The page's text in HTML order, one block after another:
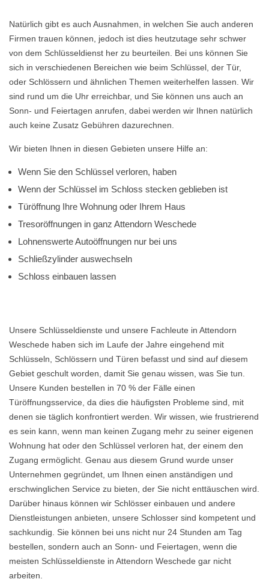
Natürlich gibt es auch Ausnahmen, in welchen Sie auch anderen
Firmen trauen können, jedoch ist dies heutzutage sehr schwer
von dem Schlüsseldienst her zu beurteilen. Bei uns können Sie
sich in verschiedenen Bereichen wie beim Schlüssel, der Tür,
oder Schlössern und ähnlichen Themen weiterhelfen lassen. Wir
sind rund um die Uhr erreichbar, und Sie können uns auch an
Sonn- und Feiertagen anrufen, dabei werden wir Ihnen natürlich
auch keine Zusatz Gebühren dazurechnen.
Wir bieten Ihnen in diesen Gebieten unsere Hilfe an:
Wenn Sie den Schlüssel verloren, haben
Wenn der Schlüssel im Schloss stecken geblieben ist
Türöffnung Ihre Wohnung oder Ihrem Haus
Tresoröffnungen in ganz Attendorn Weschede
Lohnenswerte Autoöffnungen nur bei uns
Schließzylinder auswechseln
Schloss einbauen lassen
Unsere Schlüsseldienste und unsere Fachleute in Attendorn
Weschede haben sich im Laufe der Jahre eingehend mit
Schlüsseln, Schlössern und Türen befasst und sind auf diesem
Gebiet geschult worden, damit Sie genau wissen, was Sie tun.
Unsere Kunden bestellen in 70 % der Fälle einen
Türöffnungsservice, da dies die häufigsten Probleme sind, mit
denen sie täglich konfrontiert werden. Wir wissen, wie frustrierend
es sein kann, wenn man keinen Zugang mehr zu seiner eigenen
Wohnung hat oder den Schlüssel verloren hat, der einem den
Zugang ermöglicht. Genau aus diesem Grund wurde unser
Unternehmen gegründet, um Ihnen einen anständigen und
erschwinglichen Service zu bieten, der Sie nicht enttäuschen wird.
Darüber hinaus können wir Schlösser einbauen und andere
Dienstleistungen anbieten, unsere Schlosser sind kompetent und
sachkundig. Sie können bei uns nicht nur 24 Stunden am Tag
bestellen, sondern auch an Sonn- und Feiertagen, wenn die
meisten Schlüsseldienste in Attendorn Weschede gar nicht
arbeiten.